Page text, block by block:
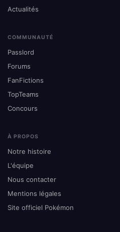
Actualités
COMMUNAUTÉ
Passlord
Forums
FanFictions
TopTeams
Concours
À PROPOS
Notre histoire
L'équipe
Nous contacter
Mentions légales
Site officiel Pokémon